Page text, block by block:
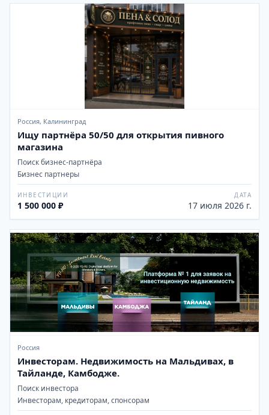
Россия, Калининград
Ищу партнёра 50/50 для открытия пивного
магазина
Поиск бизнес-партнёра
Бизнес партнеры
ИНВЕСТИЦИИ
1 500 000 ₽
ДАТА
17 июля 2026 г.
Россия
Инвесторам. Недвижимость на Мальдивах, в
Тайланде, Камбодже.
Поиск инвестора
Инвесторам, кредиторам, спонсорам